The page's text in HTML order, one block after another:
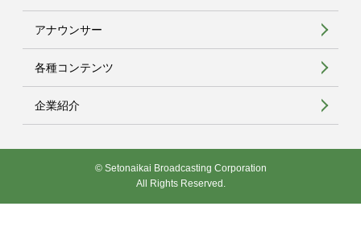
アナウンサー
各種コンテンツ
企業紹介
© Setonaikai Broadcasting Corporation
All Rights Reserved.